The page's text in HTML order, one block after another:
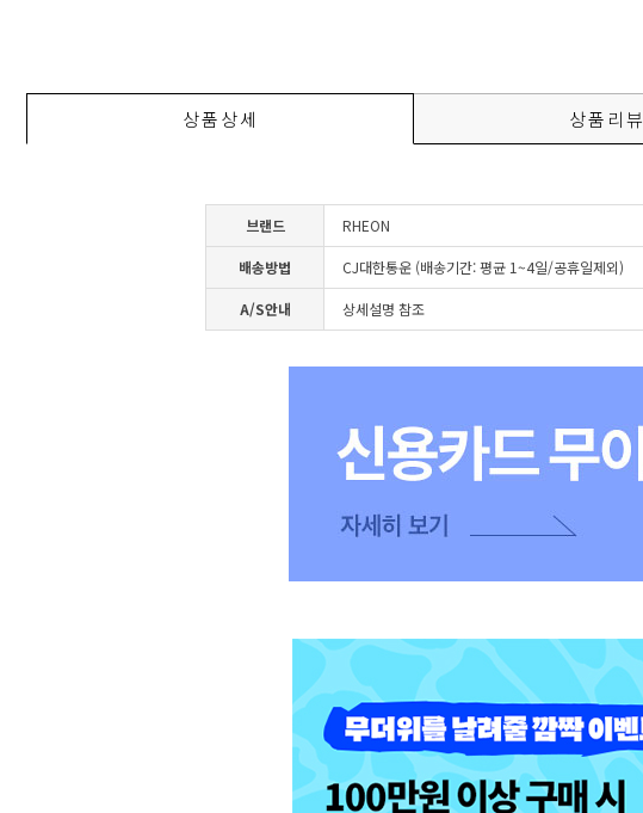
상품상세 상품리뷰
브랜드 RHEON
배송방법 CJ대한통운 (배송기간: 평균 1~4일/공휴일제외)
A/S안내 상세설명 참조